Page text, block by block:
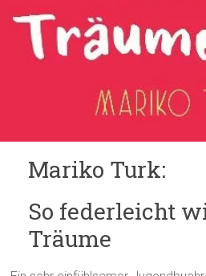
Mariko Turk:
So federleicht
Träume